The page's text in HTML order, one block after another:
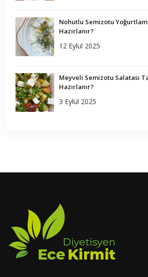
Nohutlu Semizotu
Hazırlanır?
12 Eylül 2025
Meyveli Semizotu Salatası
Hazırlanır?
3 Eylül 2025